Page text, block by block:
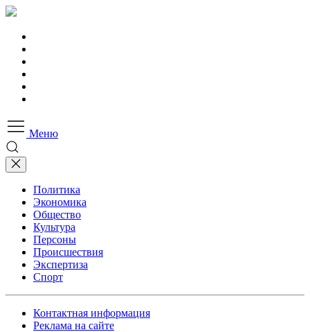
Меню
Политика
Экономика
Общество
Культура
Персоны
Происшествия
Экспертиза
Спорт
Контактная информация
Реклама на сайте